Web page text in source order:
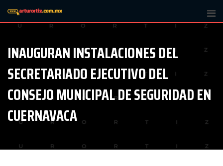
content
INAUGURAN INSTALACIONES DEL
SECRETARIADO EJECUTIVO DEL
CONSEJO MUNICIPAL DE SEGURIDAD EN
CUERNAVACA